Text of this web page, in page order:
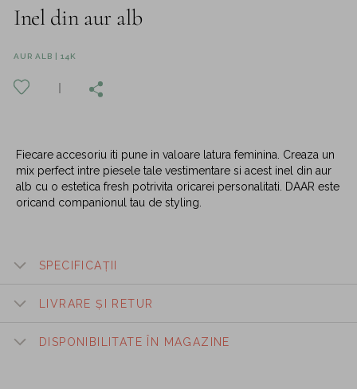
Inel din aur alb
AUR ALB | 14K
Fiecare accesoriu iti pune in valoare latura feminina. Creaza un
mix perfect intre piesele tale vestimentare si acest inel din aur
alb cu o estetica fresh potrivita oricarei personalitati. DAAR este
oricand companionul tau de styling.
SPECIFICAȚII
LIVRARE ȘI RETUR
DISPONIBILITATE ÎN MAGAZINE